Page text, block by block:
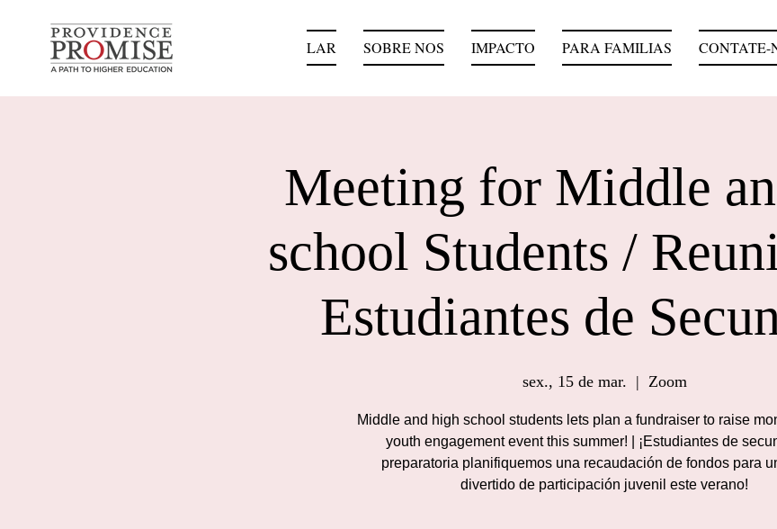
LAR SOBRE NOS IMPACTO PARA FAMILIAS CONTATE-
Meeting for Middle
school Students /
Estudiantes de
sex., 15 de mar.
  |
Zoom
Middle and high school students lets plan a fundraiser to raise
youth engagement event this summer! | ¡Estudiantes de
preparatoria planifiquemos una recaudación de fondos para
divertido de participación juvenil este verano!